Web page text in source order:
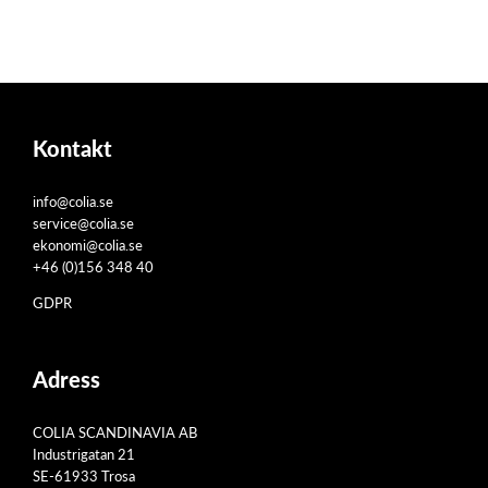
Kontakt
info@colia.se
service@colia.se
ekonomi@colia.se
+46 (0)156 348 40
GDPR
Adress
COLIA SCANDINAVIA AB
Industrigatan 21
SE-61933 Trosa